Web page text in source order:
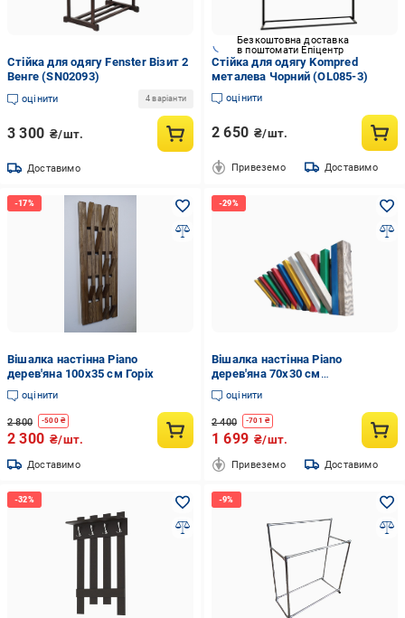
Стійка для одягу Fenster Візит 2
Венге (SN02093)
оцінити 4 варіанти
3 300 ₴/шт.
Доставимо
Безкоштовна доставка
в поштомати Епіцентр
Стійка для одягу Kompred
металева Чорний (OL085-3)
оцінити
2 650 ₴/шт.
Привеземо Доставимо
Вішалка настінна Piano
дерев'яна 100х35 см Горіх
оцінити
2 800 -500₴
2 300 ₴/шт.
Доставимо
Вішалка настінна Piano
дерев'яна 70x30 см
Різнобарвний
оцінити
2 400 -701 ₴
1 699 ₴/шт.
Привеземо Доставимо